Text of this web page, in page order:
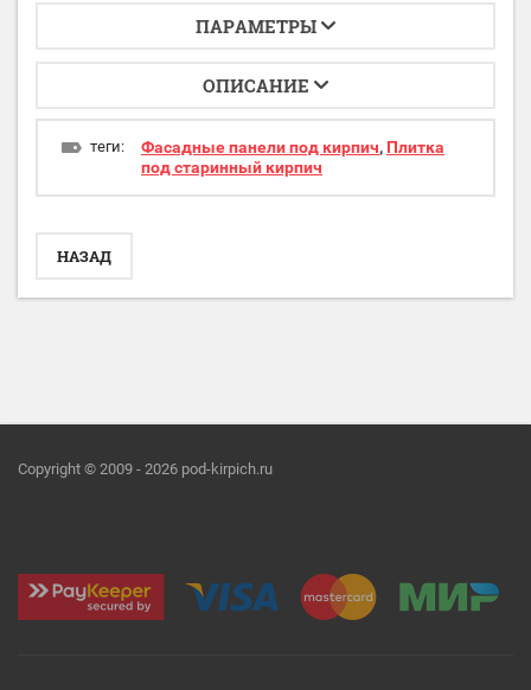
ПАРАМЕТРЫ
ОПИСАНИЕ
теги: Фасадные панели под кирпич, Плитка
под старинный кирпич
НАЗАД
Copyright © 2009 - 2026 pod-kirpich.ru